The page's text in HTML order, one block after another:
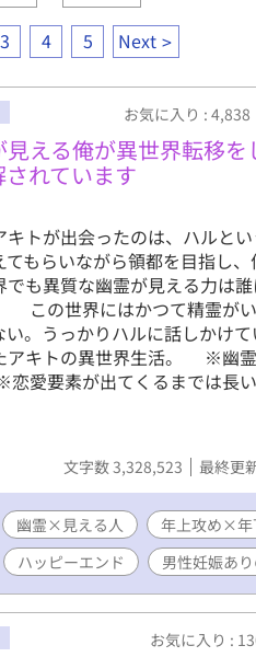
3 4 5 Next
お気に入り : 4,838
える俺が異世界転移を
れています
トが出会ったのは、ハルと
もらいながら領都を目指し
でも異質な幽霊が見える力は
この世界にはかつて精霊が
い。うっかりハルに話しかけ
アキトの異世界生活。 ※幽
愛要素が出てくるまでは長
文字数 3,328,523 最終更
幽霊×見える人 年上攻め×年
ハッピーエンド 男性妊娠あ
お気に入り :